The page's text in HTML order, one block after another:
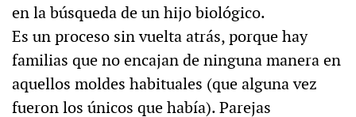
en la búsqueda de un hijo biológico.
Es un proceso sin vuelta atrás, porque hay
familias que no encajan de ninguna manera en
aquellos moldes habituales (que alguna vez
fueron los únicos que había). Parejas